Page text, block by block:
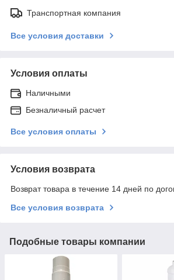
Транспортная компания
Все условия доставки
Условия оплаты
Наличными
Безналичный расчет
Все условия оплаты
Условия возврата
Возврат товара в течение 14 дней по
Все условия возврата
Подобные товары компании